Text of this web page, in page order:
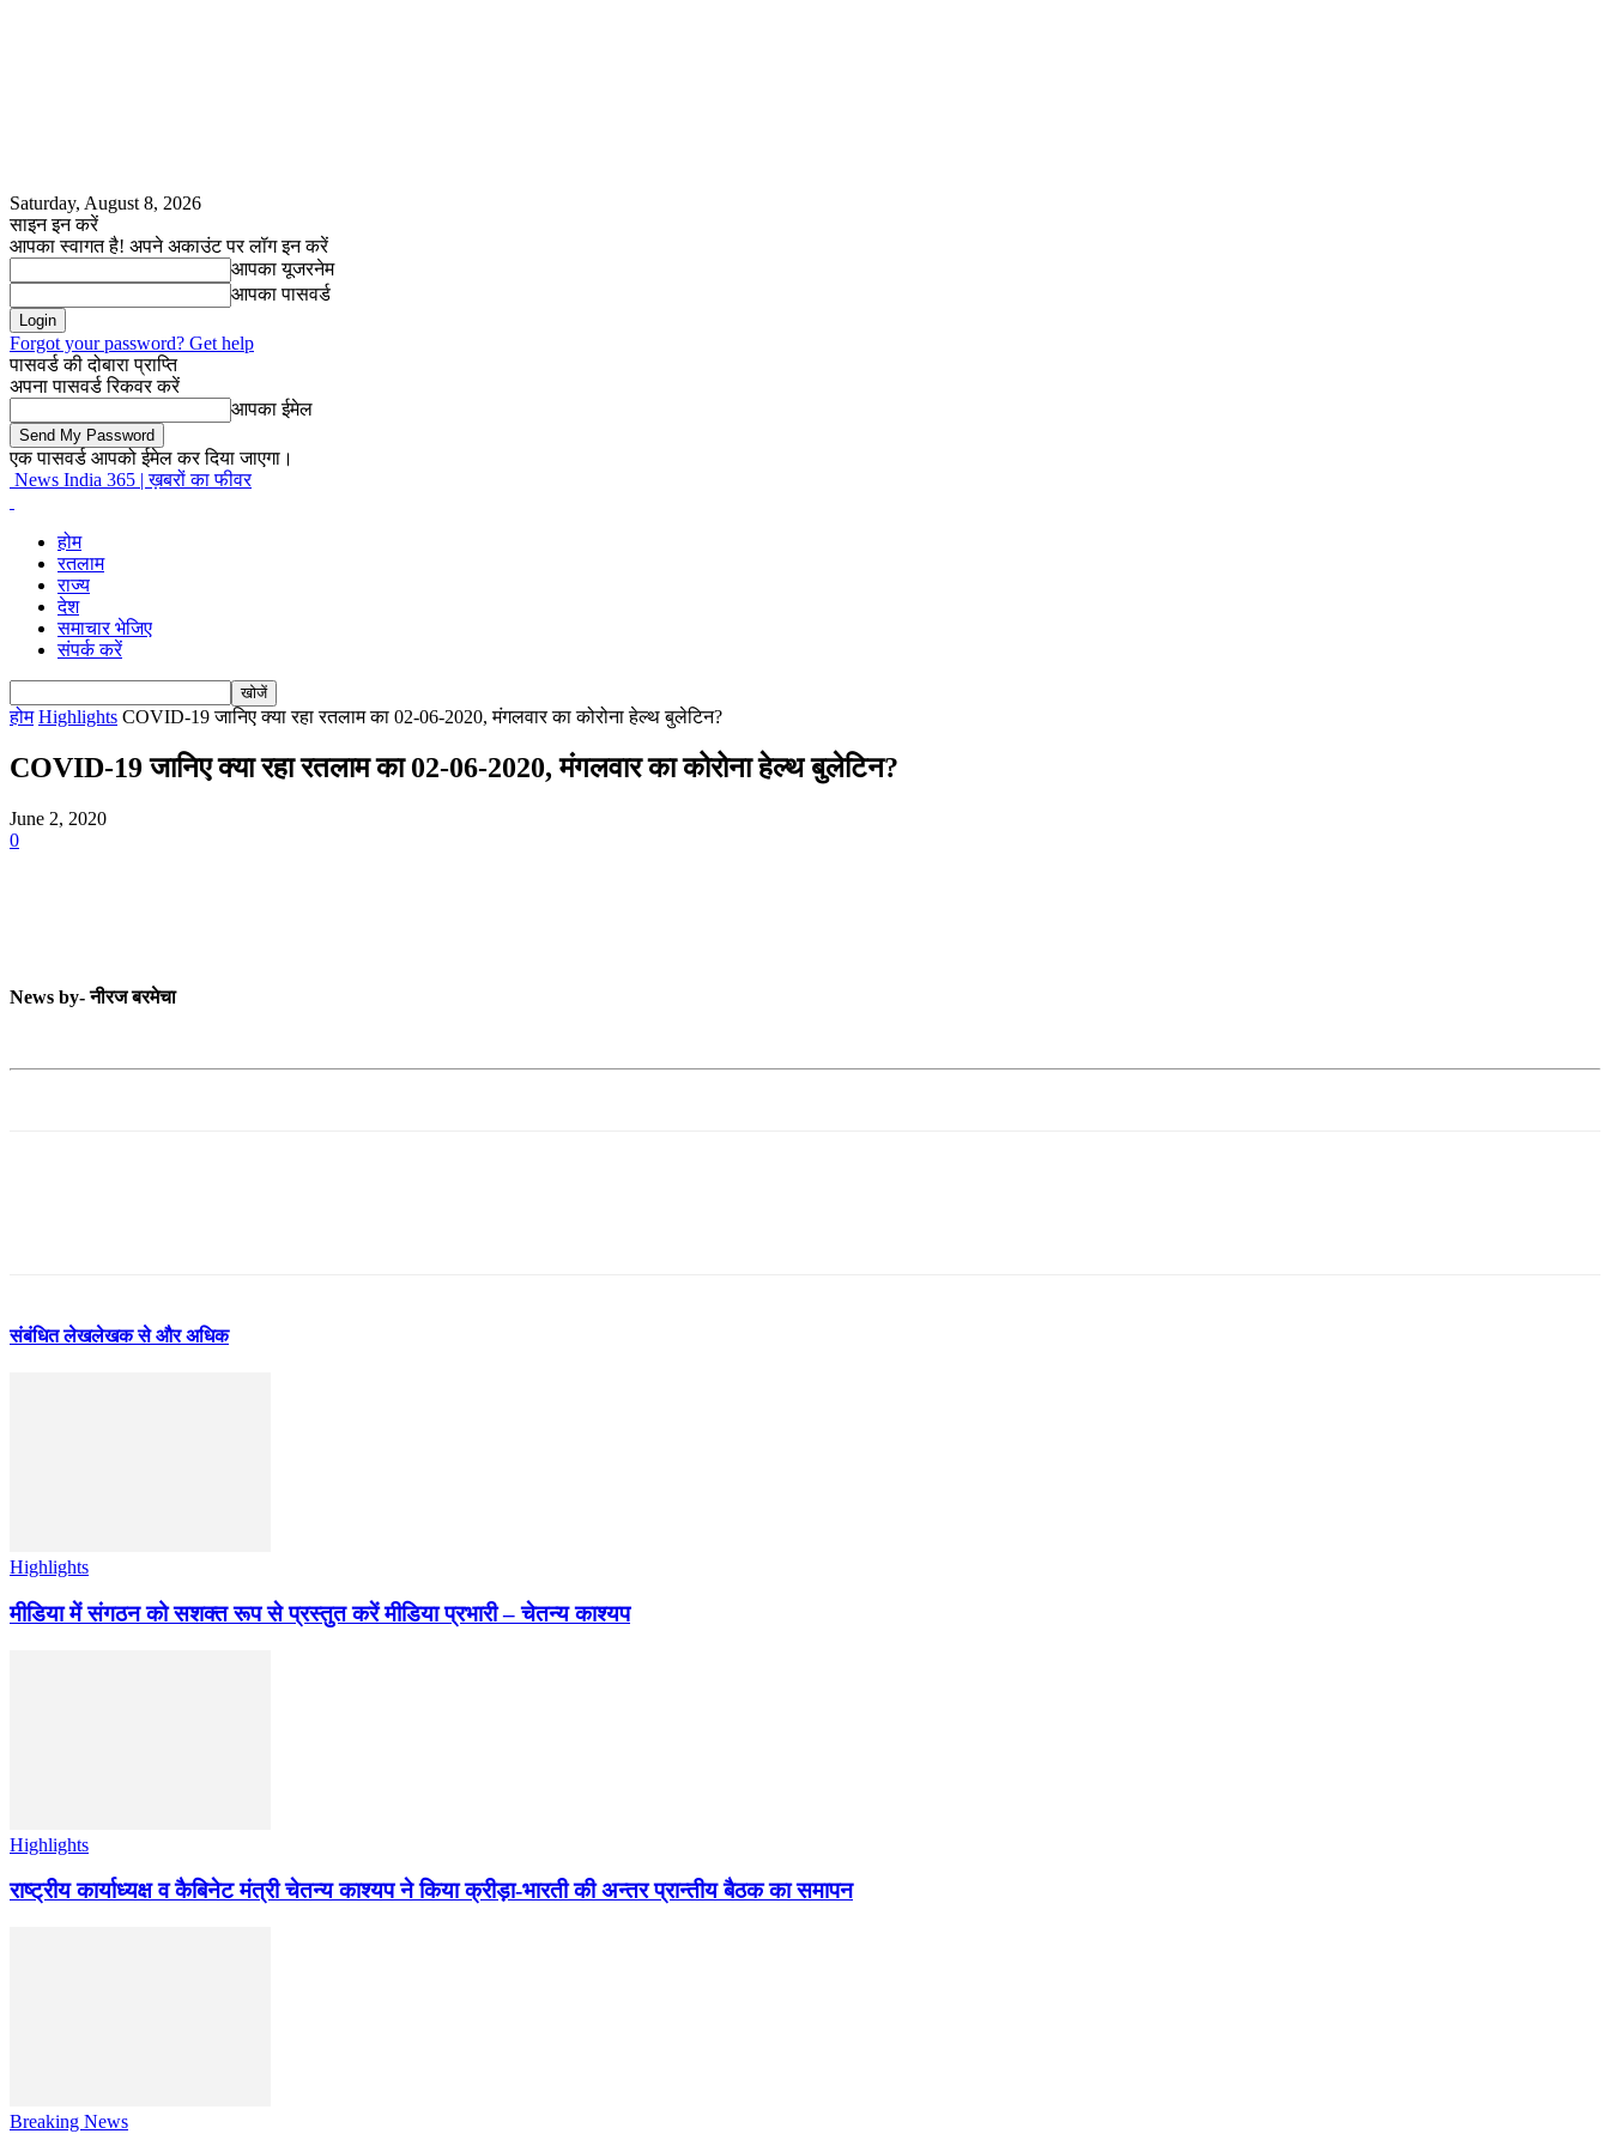
Saturday, August 8, 2026
साइन इन करें
आपका स्वागत है! अपने अकाउंट पर लॉग इन करें
आपका यूजरनेम
आपका पासवर्ड
Forgot your password? Get help
पासवर्ड की दोबारा प्राप्ति
अपना पासवर्ड रिकवर करें
आपका ईमेल
एक पासवर्ड आपको ईमेल कर दिया जाएगा।
News India 365 | ख़बरों का फीवर
होम
रतलाम
राज्य
देश
समाचार भेजिए
संपर्क करें
होम Highlights COVID-19 जानिए क्या रहा रतलाम का 02-06-2020, मंगलवार का कोरोना हेल्थ बुलेटिन?
COVID-19 जानिए क्या रहा रतलाम का 02-06-2020, मंगलवार का कोरोना हेल्थ बुलेटिन?
June 2, 2020
0
News by- नीरज बरमेचा
संबंधित लेखलेखक से और अधिक
Highlights
मीडिया में संगठन को सशक्त रूप से प्रस्तुत करें मीडिया प्रभारी – चेतन्य काश्यप
Highlights
राष्ट्रीय कार्याध्यक्ष व कैबिनेट मंत्री चेतन्य काश्यप ने किया क्रीड़ा-भारती की अन्तर प्रान्तीय बैठक का समापन
Breaking News